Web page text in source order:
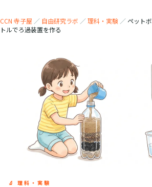
CCN 寺子屋 ／ 自由研究ラボ ／理科・実験 ／ ペットボ
トルでろ過装置を作る
🔬 理科・実験